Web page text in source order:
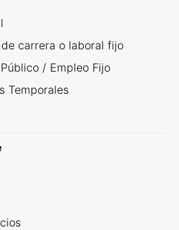
carrera o laboral fijo
/ Empleo Fijo
Temporales